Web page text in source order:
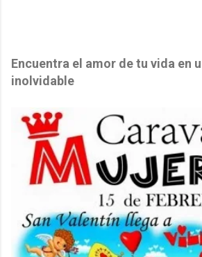
Encuentra el amor de tu vida en
inolvidable